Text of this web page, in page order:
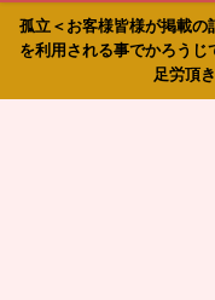
孤立＜お客様皆様が掲載の
を利用される事でかろう
足労頂